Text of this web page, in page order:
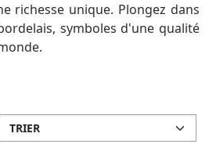
richesse unique. Plongez dans
symboles d'une qualité